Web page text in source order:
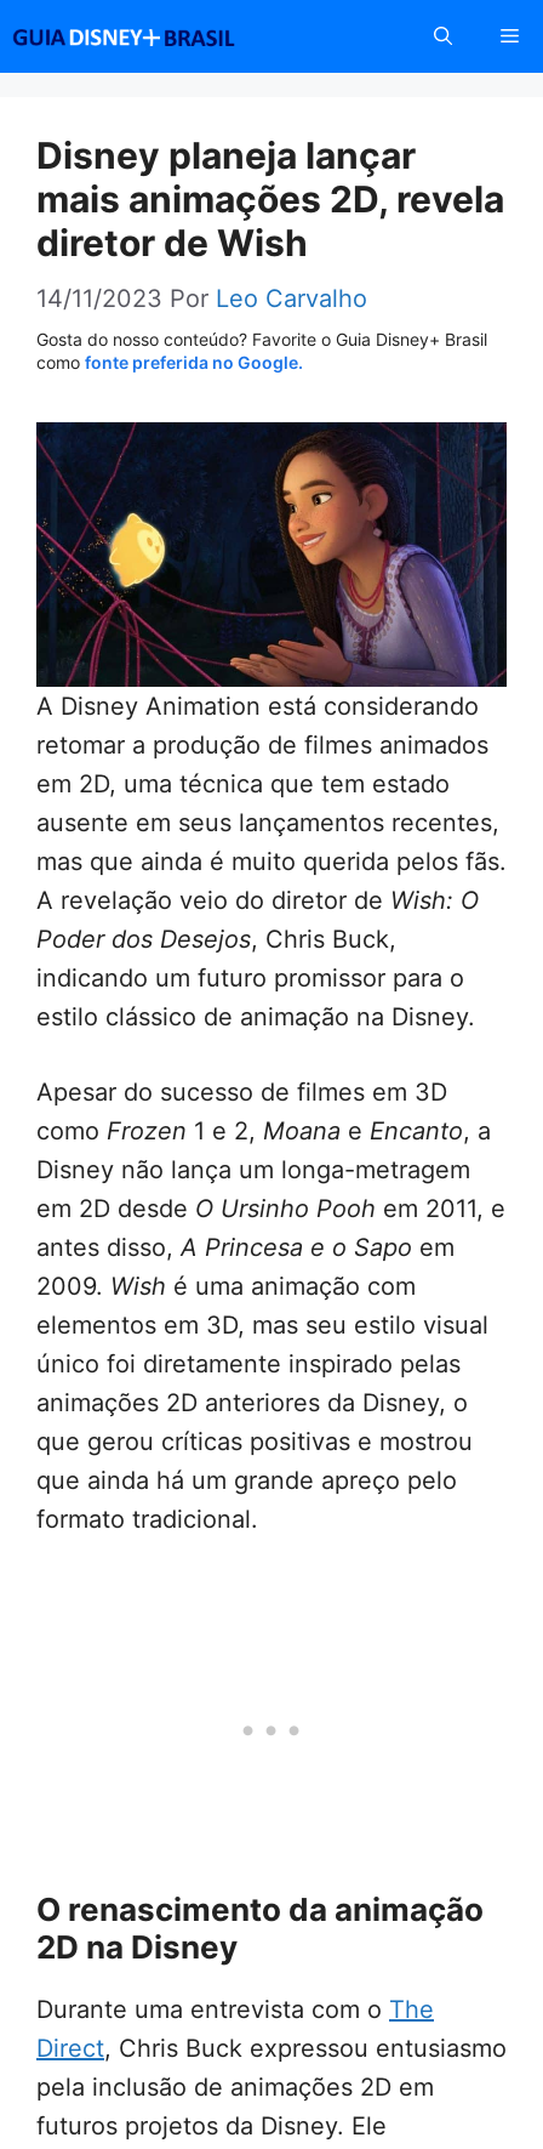
conteúdo
Disney planeja lançar
mais animações 2D, revela
diretor de Wish
14/11/2023 Por Leo Carvalho
Gosta do nosso conteúdo? Favorite o Guia Disney+ Brasil
como fonte preferida no Google.
A Disney Animation está considerando
retomar a produção de filmes animados
em 2D, uma técnica que tem estado
ausente em seus lançamentos recentes,
mas que ainda é muito querida pelos fãs.
A revelação veio do diretor de Wish: O
Poder dos Desejos, Chris Buck,
indicando um futuro promissor para o
estilo clássico de animação na Disney.
Apesar do sucesso de filmes em 3D
como Frozen 1 e 2, Moana e Encanto, a
Disney não lança um longa-metragem
em 2D desde O Ursinho Pooh em 2011, e
antes disso,A Princesa e o Sapo em
2009. Wish é uma animação com
elementos em 3D, mas seu estilo visual
único foi diretamente inspirado pelas
animações 2D anteriores da Disney, o
que gerou críticas positivas e mostrou
que ainda há um grande apreço pelo
formato tradicional.
O renascimento da animação
2D na Disney
Durante uma entrevista com o The
Direct, Chris Buck expressou entusiasmo
pela inclusão de animações 2D em
futuros projetos da Disney. Ele